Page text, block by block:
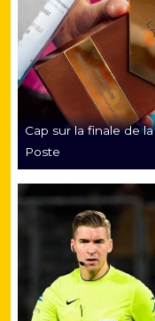
Cap sur la finale de
Poste